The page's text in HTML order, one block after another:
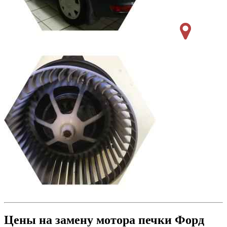
Цены на замену мотора печки Форд